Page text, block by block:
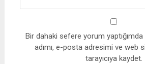
Bir dahaki sefere yorum yaptığımda
adımı, e-posta adresimi ve web
tarayıcıya kaydet.